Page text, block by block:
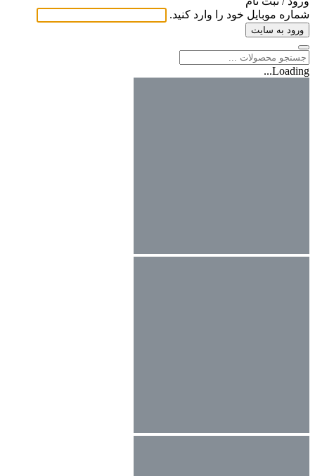
شماره موبایل خود را وارد کنید.
ورود به سایت
Loading...